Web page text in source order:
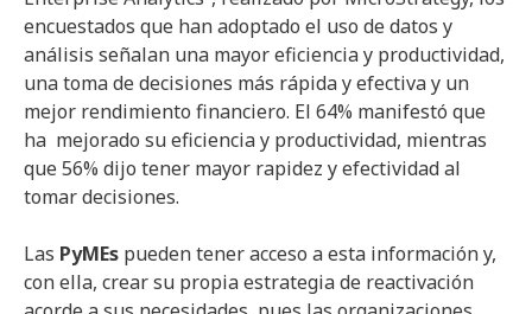
encuestados que han adoptado el uso de datos y
análisis señalan una mayor eficiencia y productividad,
una toma de decisiones más rápida y efectiva y un
mejor rendimiento financiero. El 64% manifestó que
ha mejorado su eficiencia y productividad, mientras
que 56% dijo tener mayor rapidez y efectividad al
tomar decisiones.
Las PyMEs pueden tener acceso a esta información y,
con ella, crear su propia estrategia de reactivación